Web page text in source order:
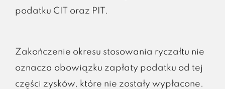
podatku CIT oraz PIT.
Zakończenie okresu stosowania ryczałtu nie
oznacza obowiązku zapłaty podatku od tej
części zysków, które nie zostały wypłacone.